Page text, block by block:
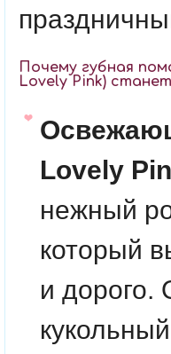
Почему губная
Lovely Pink)
Lovely
нежный
который
и дорого.